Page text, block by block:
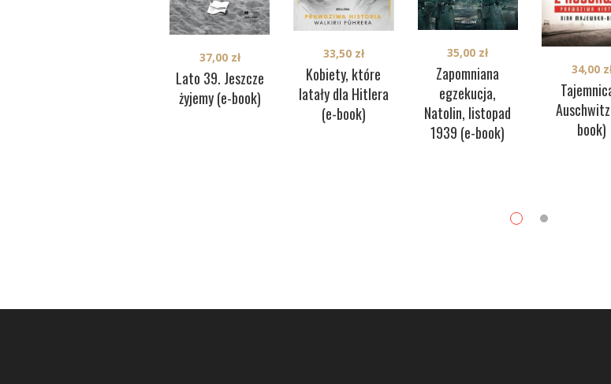
Lato 39. Jeszcze
żyjemy (e-book)
37,00 zł
Kobiety, które
latały dla Hitlera
(e-book)
33,50 zł
Zapomniana
egzekucja,
Natolin, listopad
1939 (e-book)
35,00 zł
book)
34,00